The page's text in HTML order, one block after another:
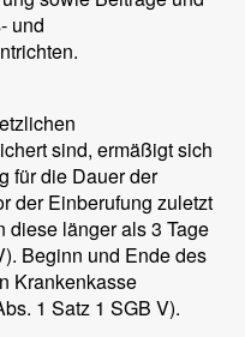
und
sind, ermäßigt sich
für die Dauer der
der Einberufung zuletzt
diese länger als 3 Tage
Beginn und Ende des
Krankenkasse
1 Satz 1 SGB V).